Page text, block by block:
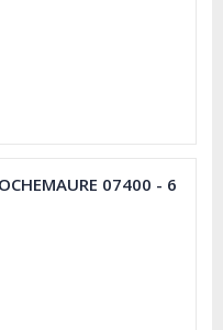
07400 - 6